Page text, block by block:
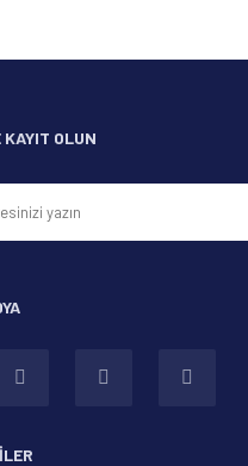
açıklamasında eksik bilgiler
KAYIT OLUN